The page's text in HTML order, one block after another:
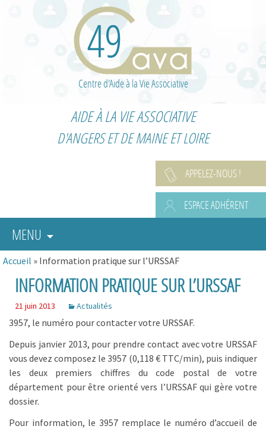
Centre d'Aide à la Vie Associative
AIDE À LA VIE ASSOCIATIVE
D'ANGERS ET DE MAINE ET LOIRE
APPELEZ-NOUS !
ESPACE ADHÉRENT
MENU
Accueil » Information pratique sur l’URSSAF
INFORMATION PRATIQUE SUR L’URSSAF
21 juin 2013 Actualités
3957, le numéro pour contacter votre URSSAF.
Depuis janvier 2013, pour prendre contact avec votre URSSAF
vous devez composez le 3957 (0,118 € TTC/min), puis indiquer
les deux premiers chiffres du code postal de votre
département pour être orienté vers l’URSSAF qui gère votre
dossier.
Pour information, le 3957 remplace le numéro d’accueil de